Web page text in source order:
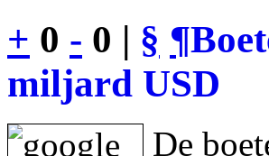
+ 0 - 0 | § ¶
miljard USD
De